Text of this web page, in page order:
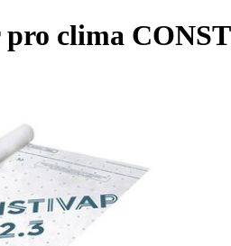
pro clima